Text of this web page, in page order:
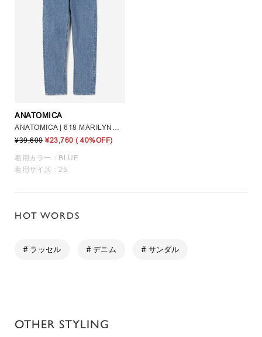
ANATOMICA
ANATOMICA | 618 MARILYNⅡ USED WASH WOMEN
¥39,600 ¥23,760 ( 40%OFF)
着用カラー：BLUE
着用サイズ：25
HOT WORDS
# ラッセル # デニム # サンダル
OTHER STYLING